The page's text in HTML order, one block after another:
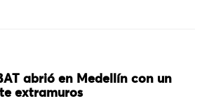
abrió en Medellín con un
extramuros